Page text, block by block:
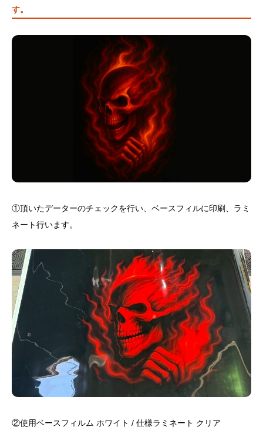
す。
①頂いたデーターのチェックを行い、ベースフィルに印刷、ラミ
ネート行います。
②使用ベースフィルム ホワイト / 仕様ラミネート クリア